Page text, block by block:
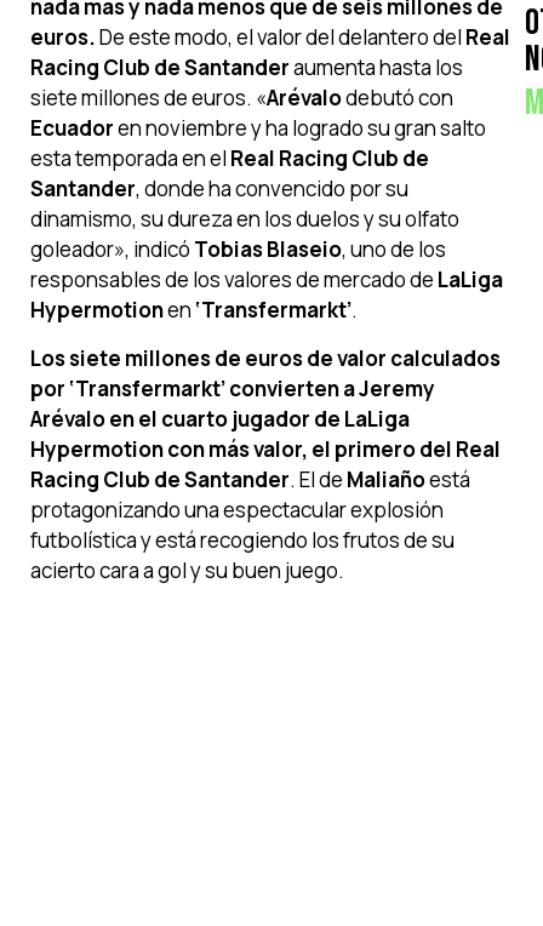
nada más y nada menos que de seis millones de
euros.De este modo, el valor del delantero del Real
Racing Club de Santanderaumenta hasta los
siete millones de euros. «Arévalodebutó con
Ecuadoren noviembre y ha logrado su gran salto
esta temporada en el Real Racing Club de
Santander, donde ha convencido por su
dinamismo, su dureza en los duelos y su olfato
goleador», indicó Tobias Blaseio, uno de los
responsables de los valores de mercado de LaLiga
Hypermotionen ‘Transfermarkt’.
Los siete millones de euros de valor calculados
por ‘Transfermarkt’ convierten a Jeremy
Arévalo en el cuarto jugador de LaLiga
Hypermotion con más valor, el primero del Real
Racing Club de Santander. El de Maliañoestá
protagonizando una espectacular explosión
futbolística y está recogiendo los frutos de su
acierto cara a gol y su buen juego.